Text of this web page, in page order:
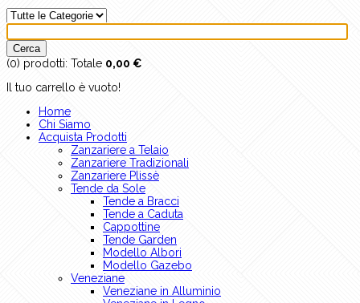
(0) prodotti: Totale 0,00 €
Il tuo carrello è vuoto!
Home
Chi Siamo
Acquista Prodotti
Zanzariere a Telaio
Zanzariere Tradizionali
Zanzariere Plissè
Tende da Sole
Tende a Bracci
Tende a Caduta
Cappottine
Tende Garden
Modello Albori
Modello Gazebo
Veneziane
Veneziane in Alluminio